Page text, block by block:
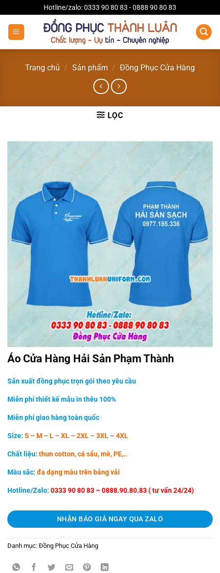
qua
dung
Hotline/zalo: 0333 90 80 83 - 0888 90 80 83
Trang chủ / Sản phẩm / Đồng Phục Cửa Hàng
LỌC
Áo Cửa Hàng Hải Sản Phạm Thành
Sản xuất đồng phục trọn gói theo yêu cầu
Miễn phí thiết kế mẫu in thêu 100%
Miễn phí giao hàng toàn quốc
Size: S – M – L – XL – 2XL – 3XL – 4XL
Chất liệu: thun cotton, cá sấu, mè, PE,..
Màu sắc: đa dạng màu trên bảng vải
Hotline/Zalo: 0333 90 80 83 – 0888.90.80.83 ( tư vấn 24/24)
NHẬN BÁO GIÁ NGAY QUA ZALO
Danh mục: Đồng Phục Cửa Hàng